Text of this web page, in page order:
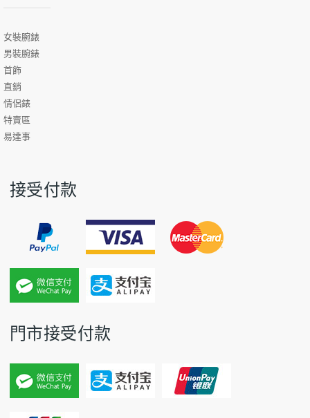
女裝腕錶
男裝腕錶
首飾
直銷
情侶錶
特賣區
易達事
接受付款
門市接受付款